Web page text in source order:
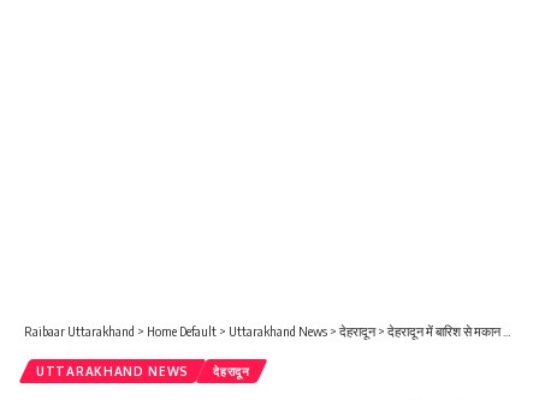
Raibaar Uttarakhand > Home Default > Uttarakhand News > देहरादून> देहरादून में बारिश से मकान ढहा, एक किशोर की मौत एक घायल
UTTARAKHAND NEWS देहरादून